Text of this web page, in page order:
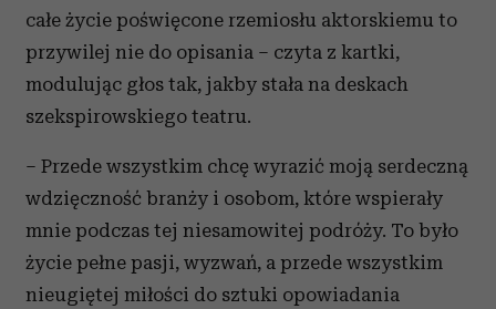
całe życie poświęcone rzemiosłu aktorskiemu to
przywilej nie do opisania – czyta z kartki,
modulując głos tak, jakby stała na deskach
szekspirowskiego teatru.
– Przede wszystkim chcę wyrazić moją serdeczną
wdzięczność branży i osobom, które wspierały
mnie podczas tej niesamowitej podróży. To było
życie pełne pasji, wyzwań, a przede wszystkim
nieugiętej miłości do sztuki opowiadania